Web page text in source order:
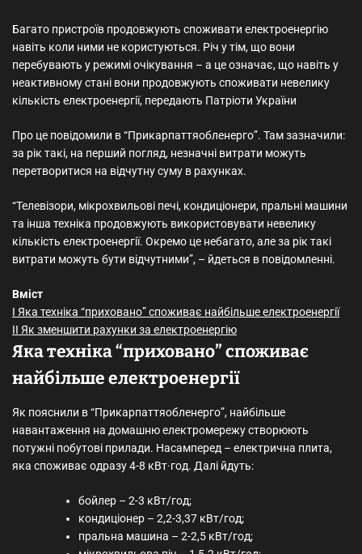
Багато пристроїв продовжують споживати електроенергію
навіть коли ними не користуються. Річ у тім, що вони
перебувають у режимі очікування – а це означає, що навіть у
неактивному стані вони продовжують споживати невелику
кількість електроенергії, передають Патріоти України
Про це повідомили в “Прикарпаттяобленерго”. Там зазначили:
за рік такі, на перший погляд, незначні витрати можуть
перетворитися на відчутну суму в рахунках.
“Телевізори, мікрохвильові печі, кондиціонери, пральні машини
та інша техніка продовжують використовувати невелику
кількість електроенергії. Окремо це небагато, але за рік такі
витрати можуть бути відчутними”, – йдеться в повідомленні.
Вміст
I Яка техніка “приховано” споживає найбільше електроенергії
II Як зменшити рахунки за електроенергію
Яка техніка “приховано” споживає
найбільше електроенергії
Як пояснили в “Прикарпаттяобленерго”, найбільше
навантаження на домашню електромережу створюють
потужні побутові прилади. Насамперед – електрична плита,
яка споживає одразу 4-8 кВт·год. Далі йдуть:
бойлер – 2-3 кВт/год;
кондиціонер – 2,2-3,37 кВт/год;
пральна машина – 2-2,5 кВт/год;